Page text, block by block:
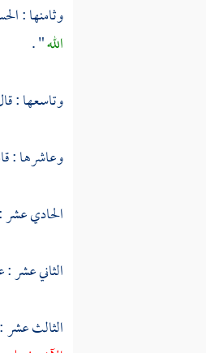
وثامنها :
الله" .
وتاسعها :
وعاشرها :
الحادي عشر :
الثاني عشر :
الثالث